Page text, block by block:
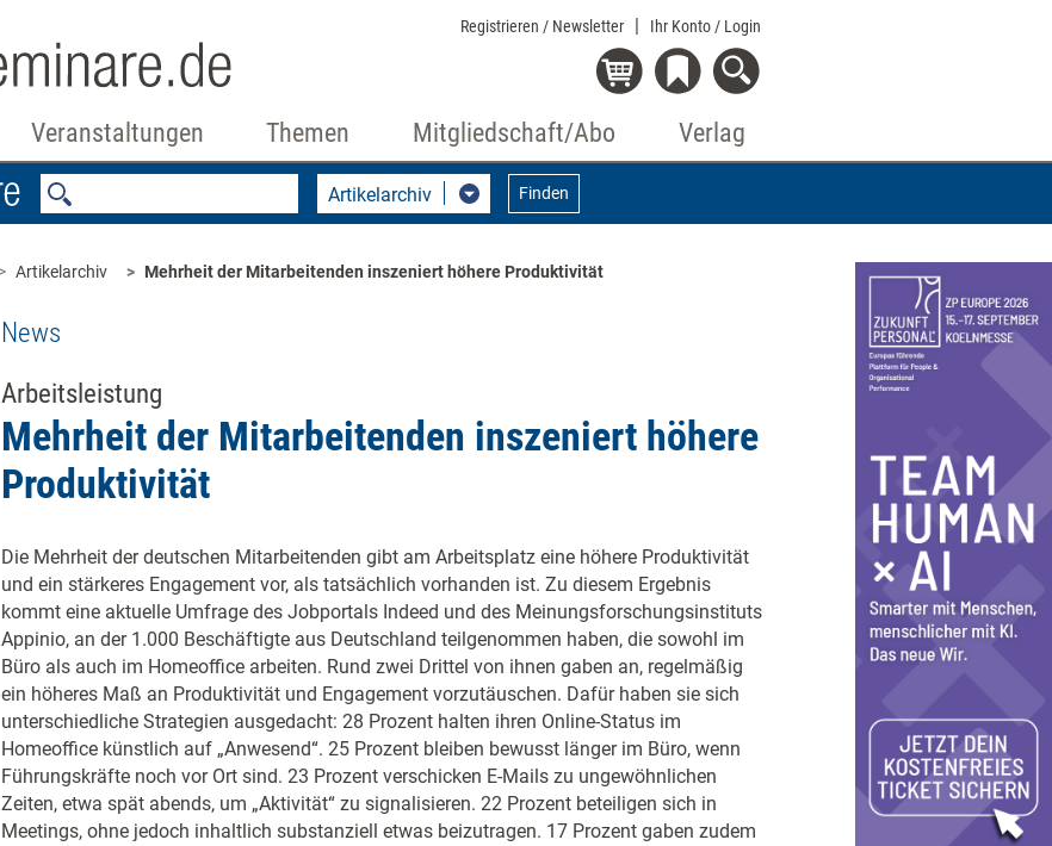
Registrieren / Newsletter Ihr Konto / Login
Veranstaltungen Themen Mitgliedschaft/Abo Verlag
Artikelarchiv Finden
Artikelarchiv Mehrheit der Mitarbeitenden inszeniert höhere Produktivität
News
Arbeitsleistung
Mehrheit der Mitarbeitenden inszeniert höhere
Produktivität
Die Mehrheit der deutschen Mitarbeitenden gibt am Arbeitsplatz eine höhere Produktivität
und ein stärkeres Engagement vor, als tatsächlich vorhanden ist. Zu diesem Ergebnis
kommt eine aktuelle Umfrage des Jobportals Indeed und des Meinungsforschungsinstituts
Appinio, an der 1.000 Beschäftigte aus Deutschland teilgenommen haben, die sowohl im
Büro als auch im Homeoffice arbeiten. Rund zwei Drittel von ihnen gaben an, regelmäßig
ein höheres Maß an Produktivität und Engagement vorzutäuschen. Dafür haben sie sich
unterschiedliche Strategien ausgedacht: 28 Prozent halten ihren Online-Status im
Homeoffice künstlich auf „Anwesend“. 25 Prozent bleiben bewusst länger im Büro, wenn
Führungskräfte noch vor Ort sind. 23 Prozent verschicken E-Mails zu ungewöhnlichen
Zeiten, etwa spät abends, um „Aktivität“ zu signalisieren. 22 Prozent beteiligen sich in
Meetings, ohne jedoch inhaltlich substanziell etwas beizutragen. 17 Prozent gaben zudem